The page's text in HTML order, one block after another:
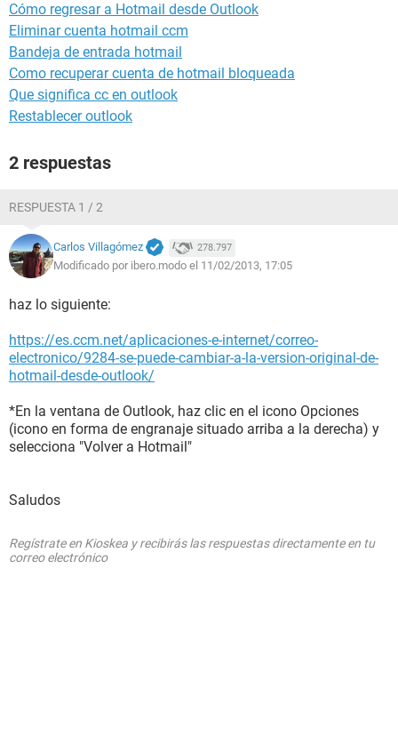
Cómo regresar a Hotmail desde Outlook
Eliminar cuenta hotmail ccm
Bandeja de entrada hotmail
Como recuperar cuenta de hotmail bloqueada
Que significa cc en outlook
Restablecer outlook
2 respuestas
RESPUESTA 1 / 2
Carlos Villagómez 278.797
Modificado por ibero.modo el 11/02/2013, 17:05
haz lo siguiente:
https://es.ccm.net/aplicaciones-e-internet/correo-
electronico/9284-se-puede-cambiar-a-la-version-original-de-
hotmail-desde-outlook/
*En la ventana de Outlook, haz clic en el icono Opciones
(icono en forma de engranaje situado arriba a la derecha) y
selecciona "Volver a Hotmail"
Saludos
Regístrate en Kioskea y recibirás las respuestas directamente en tu
correo electrónico